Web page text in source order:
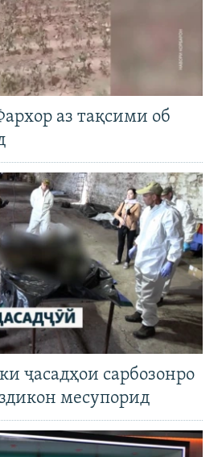
аз тақсими об
ҷасадҳои сарбозонро
месупорид